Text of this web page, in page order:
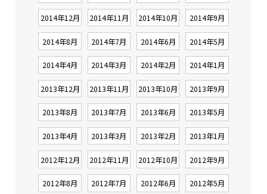
2014年12月 2014年11月 2014年10月 2014年9月
2014年8月 2014年7月 2014年6月 2014年5月
2014年4月 2014年3月 2014年2月 2014年1月
2013年12月 2013年11月 2013年10月 2013年9月
2013年8月 2013年7月 2013年6月 2013年5月
2013年4月 2013年3月 2013年2月 2013年1月
2012年12月 2012年11月 2012年10月 2012年9月
2012年8月 2012年7月 2012年6月 2012年5月